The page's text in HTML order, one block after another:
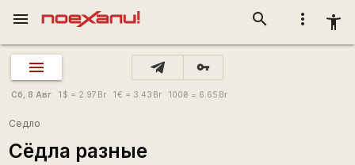
more_vert accessibility_new
search
menu
vpn_key
Сб, 8 Авг 1 $ = 2.97 Br 1€ = 3.43 Br 100₴ = 6.65 Br
Седло
Сёдла разные